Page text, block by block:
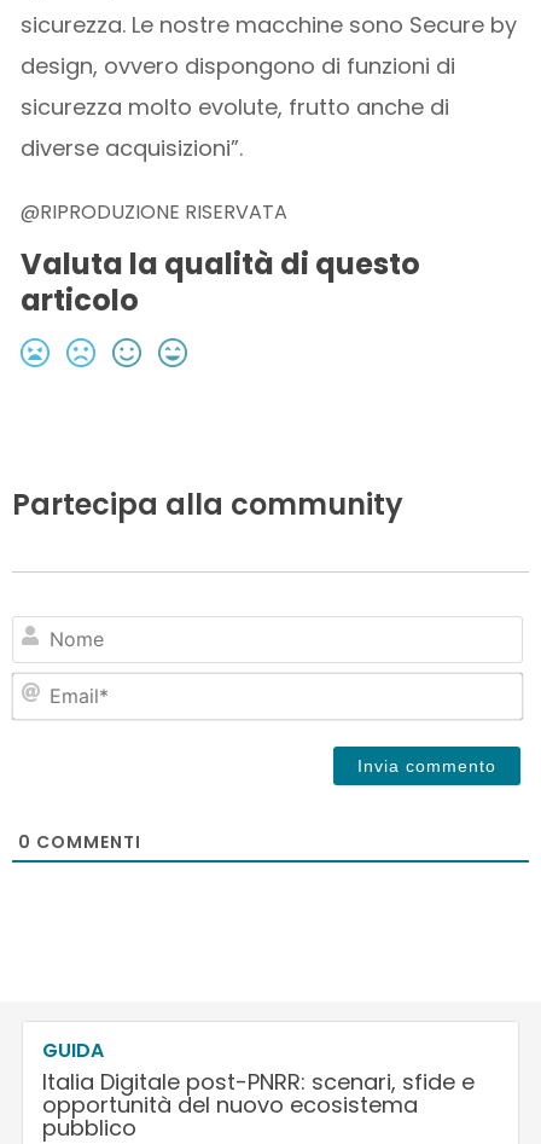
sicurezza. Le nostre macchine sono Secure by
design, ovvero dispongono di funzioni di
sicurezza molto evolute, frutto anche di
diverse acquisizioni”.
@RIPRODUZIONE RISERVATA
Valuta la qualità di questo
articolo
Partecipa alla community
0 COMMENTI
GUIDA
Italia Digitale post-PNRR: scenari, sfide e
opportunità del nuovo ecosistema
pubblico